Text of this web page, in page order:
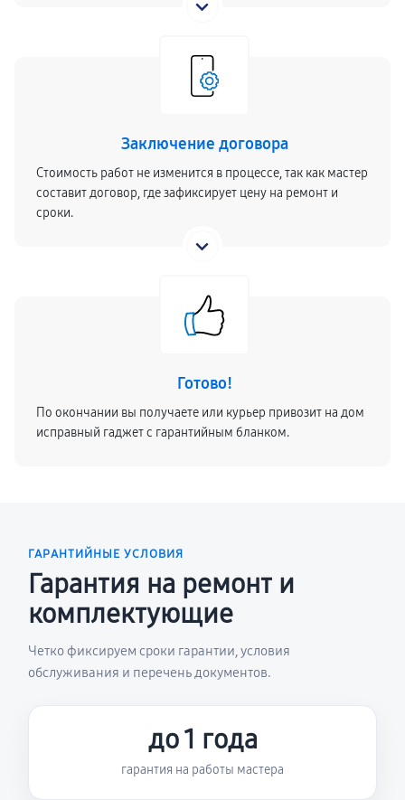
Заключение договора
Стоимость работ не изменится в процессе, так как мастер
составит договор, где зафиксирует цену на ремонт и
сроки.
Готово!
По окончании вы получаете или курьер привозит на дом
исправный гаджет с гарантийным бланком.
ГАРАНТИЙНЫЕ УСЛОВИЯ
Гарантия на ремонт и
комплектующие
Четко фиксируем сроки гарантии, условия
обслуживания и перечень документов.
до 1 года
гарантия на работы мастера